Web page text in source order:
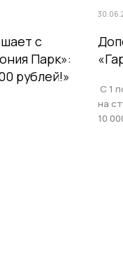
с
Парк»:
рублей!»
С 1
на
10